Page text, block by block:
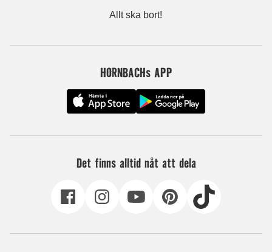
Allt ska bort!
HORNBACHs APP
Det finns alltid nåt att dela